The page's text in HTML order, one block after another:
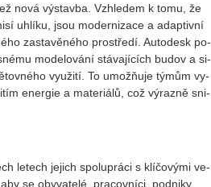
nová vý­stav­ba. Vzhle­dem k tomu, že
uh­lí­ku, jsou mo­der­ni­za­ce a adap­tiv­ní
za­sta­vě­né­ho pro­stře­dí. Au­to­de­sk po­
mo­de­lo­vá­ní stá­va­jí­cích budov a si­
vy­u­ži­tí. To umožňuje týmům vy­
ener­gie a ma­te­ri­á­lů, což vý­raz­ně sni­
le­tech je­jich spo­lu­prá­ci s klí­čo­vý­mi ve­
se oby­va­te­lé, pra­cov­ní­ci, pod­ni­ky